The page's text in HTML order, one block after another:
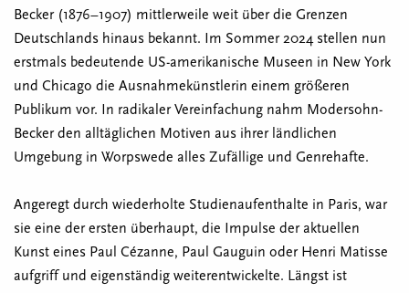
Becker (1876–1907) mittlerweile weit über die Grenzen
Deutschlands hinaus bekannt. Im Sommer 2024 stellen nun
erstmals bedeutende US-amerikanische Museen in New York
und Chicago die Ausnahmekünstlerin einem größeren
Publikum vor. In radikaler Vereinfachung nahm Modersohn-
Becker den alltäglichen Motiven aus ihrer ländlichen
Umgebung in Worpswede alles Zufällige und Genrehafte.
Angeregt durch wiederholte Studienaufenthalte in Paris, war
sie eine der ersten überhaupt, die Impulse der aktuellen
Kunst eines Paul Cézanne, Paul Gauguin oder Henri Matisse
aufgriff und eigenständig weiterentwickelte. Längst ist